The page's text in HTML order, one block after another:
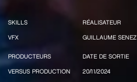
SKILLS
VFX
RÉALISATEUR
GUILLAUME SENEZ
PRODUCTEURS
VERSUS PRODUCTION
DATE DE SORTIE
20/11/2024